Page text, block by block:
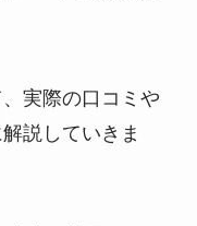
実際の口コミや
説していきま